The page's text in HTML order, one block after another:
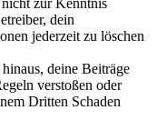
dein
jederzeit zu löschen
deine Beiträge
verstoßen oder
Dritten Schaden